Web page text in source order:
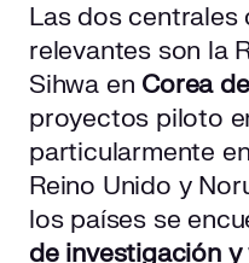
Las dos centrales
relevantes son la
Sihwa en Corea
proyectos piloto
particularmente
Reino Unido y
los países se
de investigación